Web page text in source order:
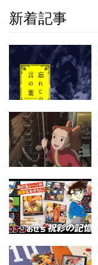
新着記事